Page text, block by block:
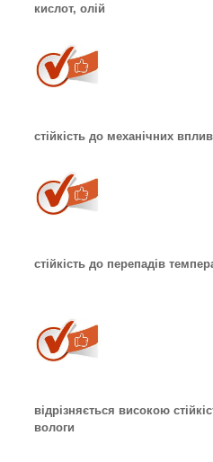
кислот, олій
стійкість до механічних
стійкість до перепадів
відрізняється високою
вологи